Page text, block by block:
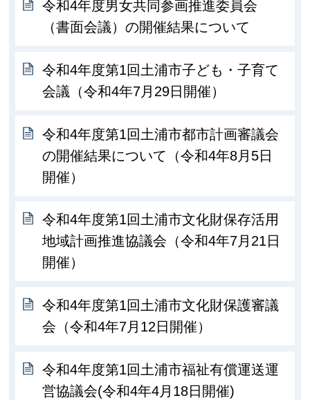
令和4年度男女共同参画推進委員会
（書面会議）の開催結果について
令和4年度第1回土浦市子ども・子育て
会議（令和4年7月29日開催）
令和4年度第1回土浦市都市計画審議会
の開催結果について（令和4年8月5日
開催）
令和4年度第1回土浦市文化財保存活用
地域計画推進協議会（令和4年7月21日
開催）
令和4年度第1回土浦市文化財保護審議
会（令和4年7月12日開催）
令和4年度第1回土浦市福祉有償運送運
営協議会(令和4年4月18日開催)